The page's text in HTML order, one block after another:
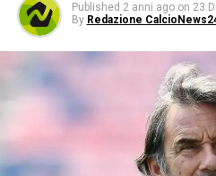
Published 2 anni ago on 23
By Redazione